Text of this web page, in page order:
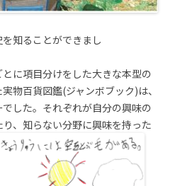
知ることができまし
に項目分けをした大きな本型の
物百貨図鑑(ジャンボブック)は、
した。それぞれが自分の興味の
、知らない分野に興味を持った